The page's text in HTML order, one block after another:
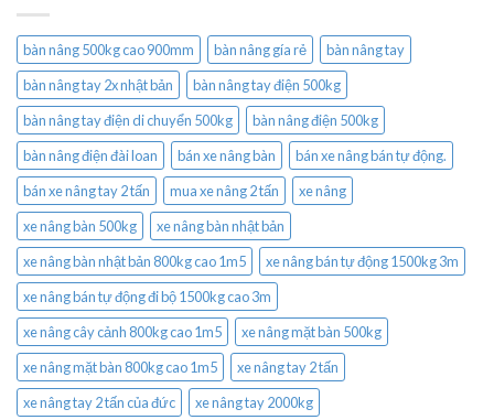
bàn nâng 500kg cao 900mm bàn nâng gía rẻ
bàn nâng tay
bàn nâng tay 2x nhật bản
bàn nâng tay điện 500kg
bàn nâng tay điện di chuyển 500kg
bàn nâng điện 500kg
bàn nâng điện đài loan
bán xe nâng bàn
bán xe nâng bán tự động.
bán xe nâng tay 2 tấn
mua xe nâng 2 tấn
xe nâng
xe nâng bàn 500kg
xe nâng bàn nhật bản
xe nâng bàn nhật bản 800kg cao 1m5
xe nâng bán tự động 1500kg 3m
xe nâng bán tự động đi bộ 1500kg cao 3m
xe nâng cây cảnh 800kg cao 1m5
xe nâng mặt bàn 500kg
xe nâng mặt bàn 800kg cao 1m5
xe nâng tay 2 tấn
xe nâng tay 2 tấn của đức
xe nâng tay 2000kg